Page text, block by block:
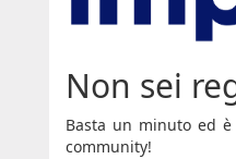
Non sei
Basta un minuto ed
community!